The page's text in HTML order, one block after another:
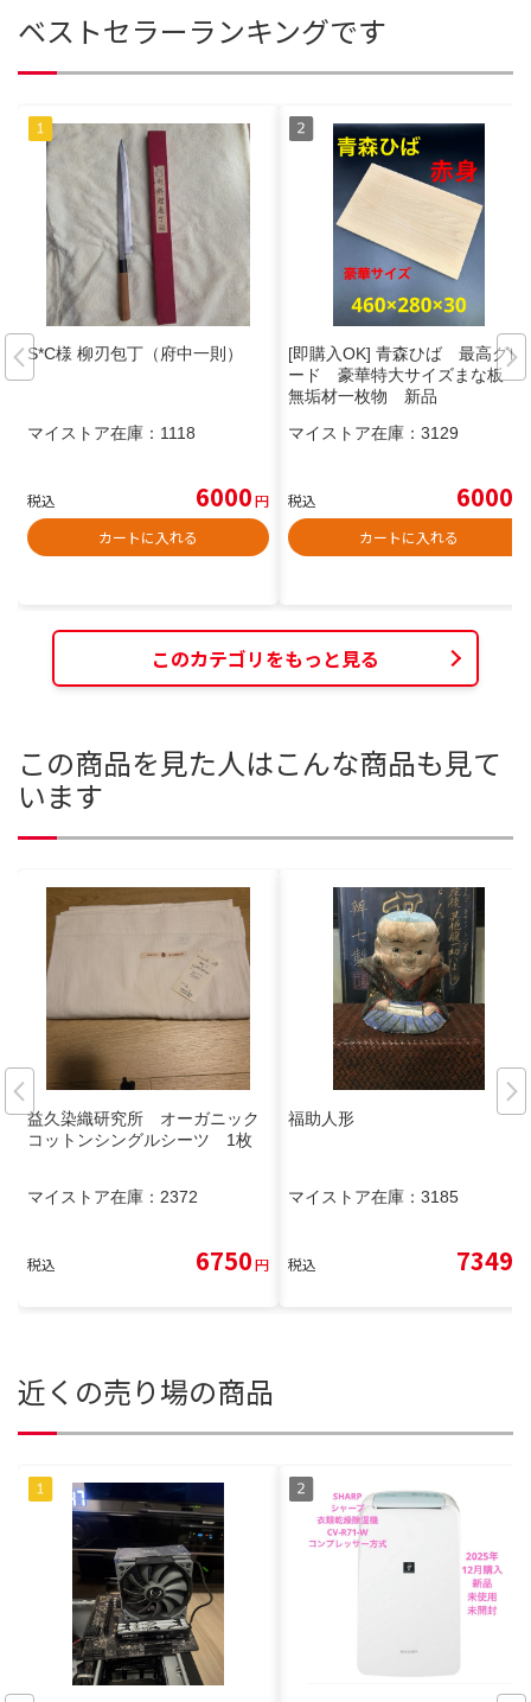
ベストセラーランキングです
S*C様 柳刃包丁（府中一則）
マイストア在庫： 1118
税込 6000円
カートに入れる
[即購入OK] 青森ひば 最高グレ
ード 豪華特大サイズまな板
無垢材一枚物 新品
マイストア在庫： 3129
税込 6000
カートに入れる
このカテゴリをもっと見る
この商品を見た人はこんな商品も見て
います
益久染織研究所 オーガニック
コットンシングルシーツ 1枚
マイストア在庫： 2372
税込 6750円
福助人形
マイストア在庫： 3185
税込 7349
近くの売り場の商品